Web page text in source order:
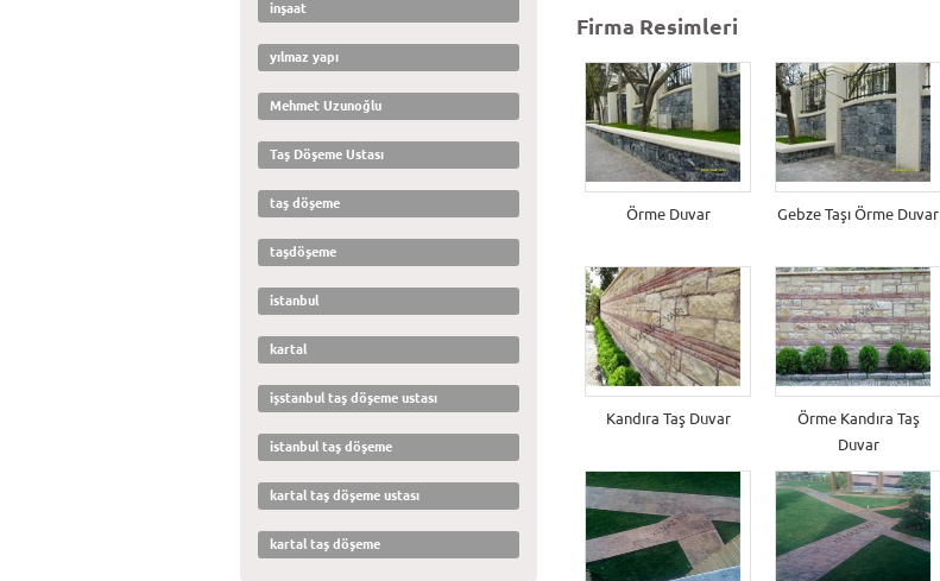
inşaat
yılmaz yapı
Mehmet Uzunoğlu
Taş Döşeme Ustası
taş döşeme
taşdöşeme
istanbul
kartal
işstanbul taş döşeme ustası
istanbul taş döşeme
kartal taş döşeme ustası
kartal taş döşeme
Firma Resimleri
Örme Duvar Gebze Taşı Örme Duvar
Kandıra Taş Duvar
Örme Kandıra Taş
Duvar